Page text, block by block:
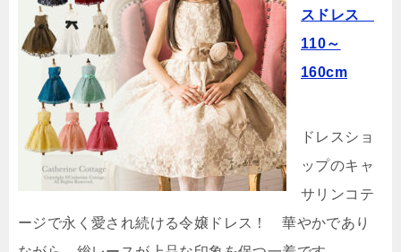
スドレス
110～
160cm
ドレスショ
ップのキャ
サリンコテ
ージで永く愛され続ける令嬢ドレス！ 華やかであり